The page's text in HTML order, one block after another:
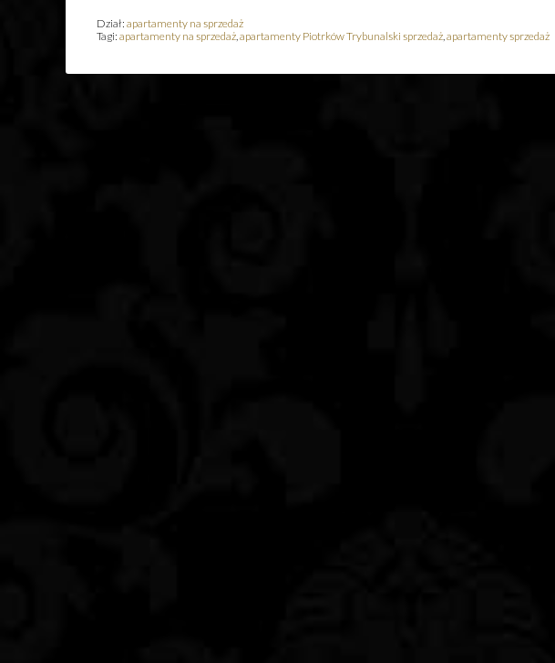
Dział: apartamenty na sprzedaż
Tagi: apartamenty na sprzedaż,apartamenty Piotrków Trybunalski sprzedaż,apartamenty sprzedaż